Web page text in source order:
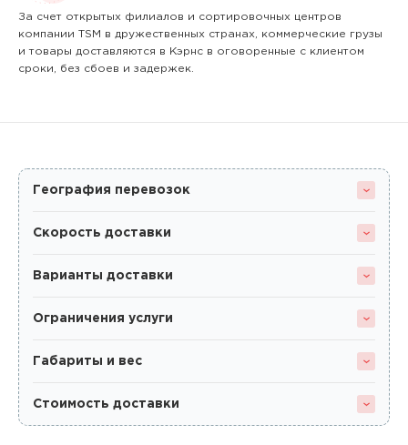
За счет открытых филиалов и сортировочных центров
компании TSM в дружественных странах, коммерческие грузы
и товары доставляются в Кэрнс в оговоренные с клиентом
сроки, без сбоев и задержек.
География перевозок
Скорость доставки
Варианты доставки
Ограничения услуги
Габариты и вес
Стоимость доставки